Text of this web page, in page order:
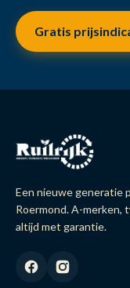
Gratis
Een nieuwe generatie
Roermond. A-merken,
altijd met garantie.